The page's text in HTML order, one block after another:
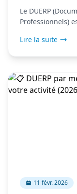
Le DUERP
Professionnels)
Lire la suite
11 févr. 2026